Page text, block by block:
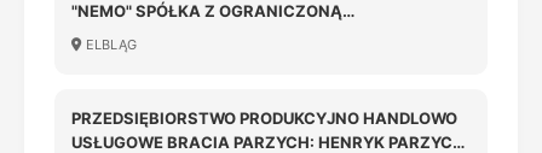
"NEMO" SPÓŁKA Z OGRANICZONĄ
ODPOWIEDZIALNOŚCIĄ
ELBLĄG
PRZEDSIĘBIORSTWO PRODUKCYJNO HANDLOWO
USŁUGOWE BRACIA PARZYCH: HENRYK PARZYCH,